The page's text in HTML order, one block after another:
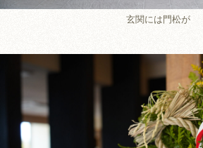
玄関には門松が